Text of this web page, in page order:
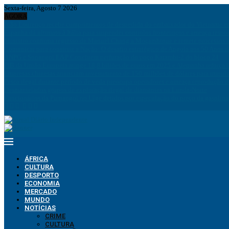
Sexta-feira, Agosto 7 2026
ÁFRICA
CULTURA
DESPORTO
ECONOMIA
MERCADO
MUNDO
NOTÍCIAS
CRIME
CULTURA